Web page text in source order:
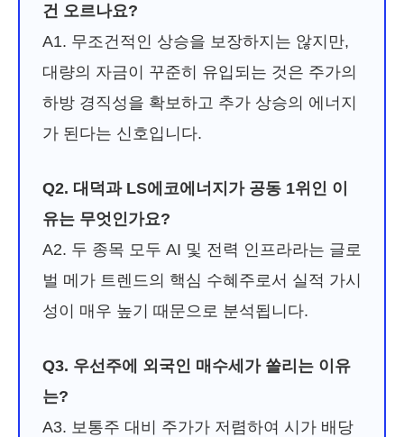
건 오르나요?
A1. 무조건적인 상승을 보장하지는 않지만,
대량의 자금이 꾸준히 유입되는 것은 주가의
하방 경직성을 확보하고 추가 상승의 에너지
가 된다는 신호입니다.
Q2. 대덕과 LS에코에너지가 공동 1위인 이
유는 무엇인가요?
A2. 두 종목 모두 AI 및 전력 인프라라는 글로
벌 메가 트렌드의 핵심 수혜주로서 실적 가시
성이 매우 높기 때문으로 분석됩니다.
Q3. 우선주에 외국인 매수세가 쏠리는 이유
는?
A3. 보통주 대비 주가가 저렴하여 시가 배당